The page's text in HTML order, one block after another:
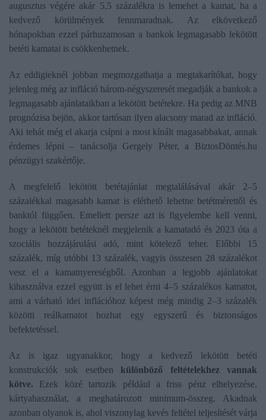
augusztus végére akár 5,5 százalékra is lemehet a kamat, ha a
kedvező körülmények fennmaradnak. Az elkövetkező
hónapokban ezzel párhuzamosan a bankok legmagasabb lekötött
betéti kamatai is csökkenhetnek.
Az eddigieknél jobban megmozgathatja a megtakarítókat, hogy
jelenleg még az infláció három-négyszeresét megadják a bankok a
legmagasabb ajánlataikban a lekötött betétekre. Ha pedig az MNB
prognózisa bejön, akkor tartósan ilyen alacsony marad az infláció.
Aki tehát még el akarja csípni a most kínált magasabbakat, annak
érdemes lépni – tanácsolja Gergely Péter, a BiztosDöntés.hu
pénzügyi szakértője.
A megfelelő lekötött betétajánlat megtalálásával akár 2–5
százalékkal magasabb kamat is elérhető lehetne betétmérettől és
banktól függően. Emellett persze azt is figyelembe kell venni,
hogy a lekötött betéteknél megjelenik a kamatadó és 2023 óta a
szociális hozzájárulási adó, mint kötelező teher. Előbbi 15
százalék, míg utóbbi 13 százalék, vagyis összesen 28 százalékot
vesz el a kamatnyereségből. Azonban a legjobb ajánlatokat
kihasználva ezzel együtt is el lehet érni 4–5 százalékos kamatot,
ami a várható idei inflációhoz képest még mindig 2–3 százalék
közötti reálkamatot hozhat egy egyszerű és biztonságos
befektetéssel.
Az is igaz ugyanakkor, hogy a kedvező lekötött betéti
konstrukciók sok esetben különböző feltételekhez vannak
kötve. Ezek közé tartozik például a friss pénz elhelyezése,
kártyahasználat, a meghatározott minimum-összeg. Akadnak
azonban olyanok is, ahol viszonylag kevés feltétel teljesítését várja